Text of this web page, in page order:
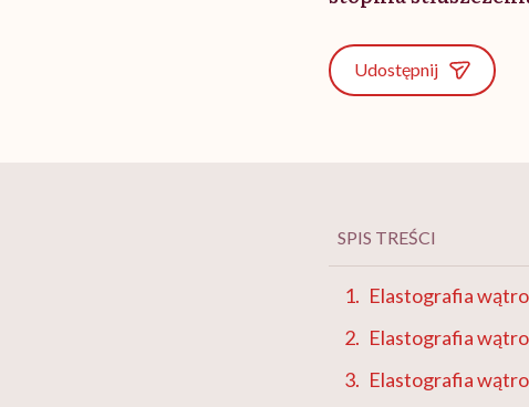
Udostępnij
SPIS TREŚCI
Elastografia
Elastografia
Elastografia